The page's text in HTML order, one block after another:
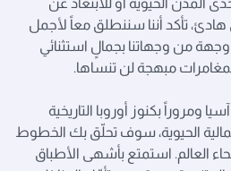
الحيوية أو للابتعاد عن
تأكد أننا سننطلق معاً لأجمل
وجهة من وجهاتنا بجمالٍ استثنائي
مبهجة لن تنساها.
ومروراً بكنوز أوروبا التاريخية
الحيوية، سوف تحلّق بك الخطوط
العالم. استمتع بأشهى الأطباق